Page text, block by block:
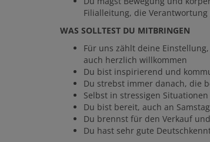
Filialleitung, die
WAS SOLLTEST DU MITBRINGEN
Für uns zählt deine
auch herzlich willkommen
Du bist inspirierend und
Du strebst immer danach, die
Selbst in stressigen
Du bist bereit, auch an
Du brennst für den Verkauf
Du hast sehr gute